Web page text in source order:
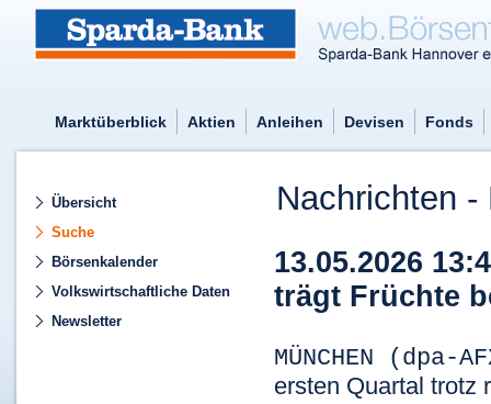
Marktüberblick Aktien Anleihen Devisen Fonds
Übersicht
Suche
Börsenkalender
Volkswirtschaftliche Daten
Newsletter
Nachrichten
13.05.2026
trägt Früchte
MÜNCHEN
ersten Quartal trotz